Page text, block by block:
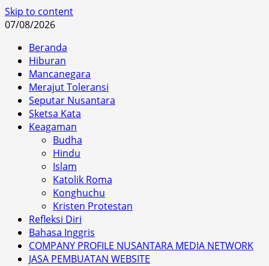
Skip to content
07/08/2026
Beranda
Hiburan
Mancanegara
Merajut Toleransi
Seputar Nusantara
Sketsa Kata
Keagaman
Budha
Hindu
Islam
Katolik Roma
Konghuchu
Kristen Protestan
Refleksi Diri
Bahasa Inggris
COMPANY PROFILE NUSANTARA MEDIA NETWORK
JASA PEMBUATAN WEBSITE